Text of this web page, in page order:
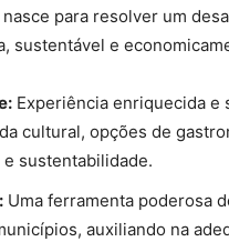
para resolver um
sustentável e
Experiência enriquecida e
cultural, opções de
sustentabilidade.
Uma ferramenta poderosa
auxiliando na